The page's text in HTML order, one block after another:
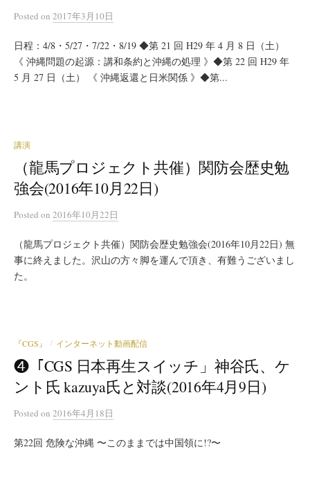
Posted on 2017年3月10日
日程：4/8・5/27・7/22・8/19 ◆第 21 回 H29 年 4 月 8 日（土）
《 沖縄問題の起源：講和条約と沖縄の処理 》◆第 22 回 H29 年
5 月 27 日（土） 《 沖縄返還と日米関係 》◆第...
講演
（龍馬プロジェクト共催）関防会歴史勉
強会(2016年10月22日)
Posted on 2016年10月22日
（龍馬プロジェクト共催）関防会歴史勉強会(2016年10月22日) 無
事に終えました。沢山の方々脚を運んで頂き、有難うございまし
た。
『CGS』 / インターネット動画配信
❹「CGS 日本再生スイッチ」神谷氏、ケ
ント氏 kazuya氏と対談(2016年4月9日)
Posted on 2016年4月18日
第22回 危険な沖縄 〜このままでは中国領に!?〜